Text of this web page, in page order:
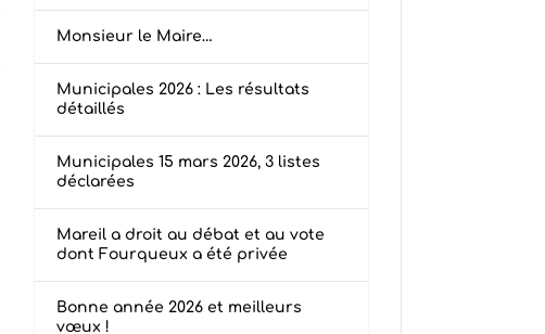
Monsieur le Maire…
Municipales 2026 : Les résultats
détaillés
Municipales 15 mars 2026, 3 listes
déclarées
Mareil a droit au débat et au vote
dont Fourqueux a été privée
Bonne année 2026 et meilleurs
vœux !